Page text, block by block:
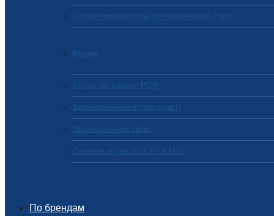
Подшипниковые узлы из нержавеющей стали
Втулки
Втулки скольжения PCM
Закрепительные втулки типа H
Закрепительные гайки
Стяжные втулки типа AH и AHX
По брендам